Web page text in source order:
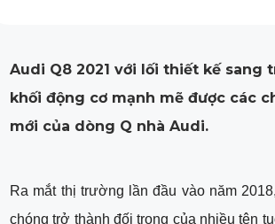
Audi Q8 2021 với lối thiết kế sang
khối động cơ mạnh mẽ được các
mới của dòng Q nhà Audi.
Ra mắt thị trường lần đầu vào năm
chóng trở thành đối trọng của nhiều tên